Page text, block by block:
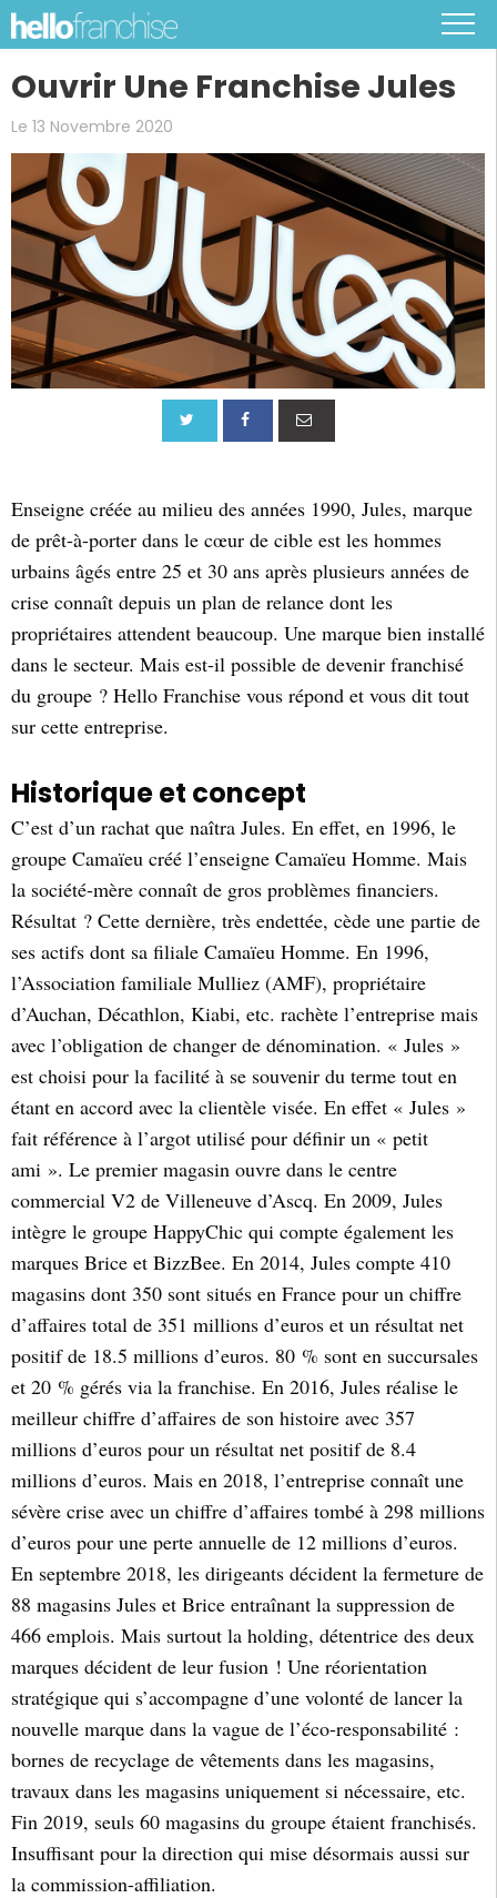
Ouvrir Une Franchise Jules
Le 13 Novembre 2020
Enseigne créée au milieu des années 1990, Jules, marque
de prêt-à-porter dans le cœur de cible est les hommes
urbains âgés entre 25 et 30 ans après plusieurs années de
crise connaît depuis un plan de relance dont les
propriétaires attendent beaucoup. Une marque bien installé
dans le secteur. Mais est-il possible de devenir franchisé
du groupe ? Hello Franchise vous répond et vous dit tout
sur cette entreprise.
Historique et concept
C’est d’un rachat que naîtra Jules. En effet, en 1996, le
groupe Camaïeu créé l’enseigne Camaïeu Homme. Mais
la société-mère connaît de gros problèmes financiers.
Résultat ? Cette dernière, très endettée, cède une partie de
ses actifs dont sa filiale Camaïeu Homme. En 1996,
l’Association familiale Mulliez (AMF), propriétaire
d’Auchan, Décathlon, Kiabi, etc. rachète l’entreprise mais
avec l’obligation de changer de dénomination. « Jules »
est choisi pour la facilité à se souvenir du terme tout en
étant en accord avec la clientèle visée. En effet « Jules »
fait référence à l’argot utilisé pour définir un « petit
ami ». Le premier magasin ouvre dans le centre
commercial V2 de Villeneuve d’Ascq. En 2009, Jules
intègre le groupe HappyChic qui compte également les
marques Brice et BizzBee. En 2014, Jules compte 410
magasins dont 350 sont situés en France pour un chiffre
d’affaires total de 351 millions d’euros et un résultat net
positif de 18.5 millions d’euros. 80 % sont en succursales
et 20 % gérés via la franchise. En 2016, Jules réalise le
meilleur chiffre d’affaires de son histoire avec 357
millions d’euros pour un résultat net positif de 8.4
millions d’euros. Mais en 2018, l’entreprise connaît une
sévère crise avec un chiffre d’affaires tombé à 298 millions
d’euros pour une perte annuelle de 12 millions d’euros.
En septembre 2018, les dirigeants décident la fermeture de
88 magasins Jules et Brice entraînant la suppression de
466 emplois. Mais surtout la holding, détentrice des deux
marques décident de leur fusion ! Une réorientation
stratégique qui s’accompagne d’une volonté de lancer la
nouvelle marque dans la vague de l’éco-responsabilité :
bornes de recyclage de vêtements dans les magasins,
travaux dans les magasins uniquement si nécessaire, etc.
Fin 2019, seuls 60 magasins du groupe étaient franchisés.
Insuffisant pour la direction qui mise désormais aussi sur
la commission-affiliation.